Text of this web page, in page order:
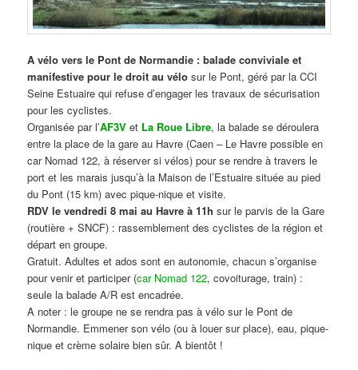
A vélo vers le Pont de Normandie : balade conviviale et
manifestive pour le droit au vélo sur le Pont, géré par la CCI
Seine Estuaire qui refuse d’engager les travaux de sécurisation
pour les cyclistes.
Organisée par l’AF3V et La Roue Libre, la balade se déroulera
entre la place de la gare au Havre (Caen – Le Havre possible en
car Nomad 122, à réserver si vélos) pour se rendre à travers le
port et les marais jusqu’à la Maison de l’Estuaire située au pied
du Pont (15 km) avec pique-nique et visite.
RDV le vendredi 8 mai au Havre à 11h sur le parvis de la Gare
(routière + SNCF) : rassemblement des cyclistes de la région et
départ en groupe.
Gratuit. Adultes et ados sont en autonomie, chacun s’organise
pour venir et participer (car Nomad 122, covoiturage, train) :
seule la balade A/R est encadrée.
A noter : le groupe ne se rendra pas à vélo sur le Pont de
Normandie. Emmener son vélo (ou à louer sur place), eau, pique-
nique et crème solaire bien sûr. A bientôt !